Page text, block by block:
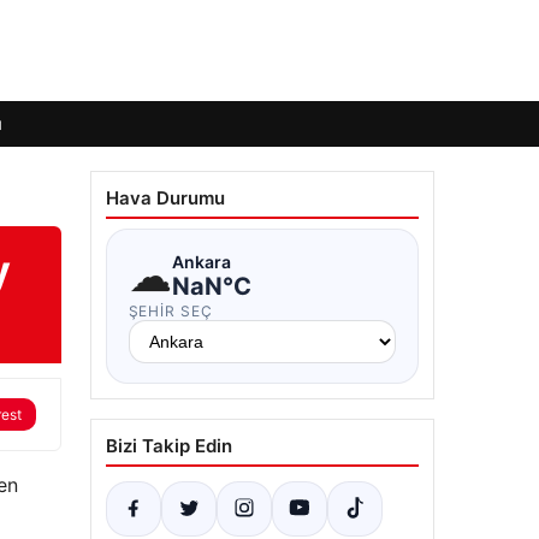
Hava Durumu
☁Ankara
NaN°C
ŞEHIR SEÇ
Bizi Takip Edin